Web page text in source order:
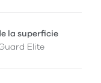
la superficie
Elite